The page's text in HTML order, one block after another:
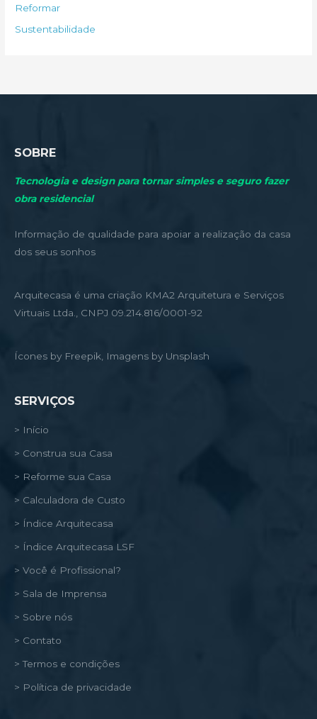
o
r
Reformar
Sustentabilidade
SOBRE
Tecnologia e design para tornar simples e seguro fazer
obra residencial
Informação de qualidade para apoiar a realização da casa
dos seus sonhos
Arquitecasa é uma criação KMA2 Arquitetura e Serviços
Virtuais Ltda., CNPJ 09.214.816/0001-92
Ícones by Freepik, Imagens by Unsplash
SERVIÇOS
> Início
> Construa sua Casa
> Reforme sua Casa
> Calculadora de Custo
> Índice Arquitecasa
> Índice Arquitecasa LSF
> Você é Profissional?
> Sala de Imprensa
> Sobre nós
> Contato
> Termos e condições
> Política de privacidade